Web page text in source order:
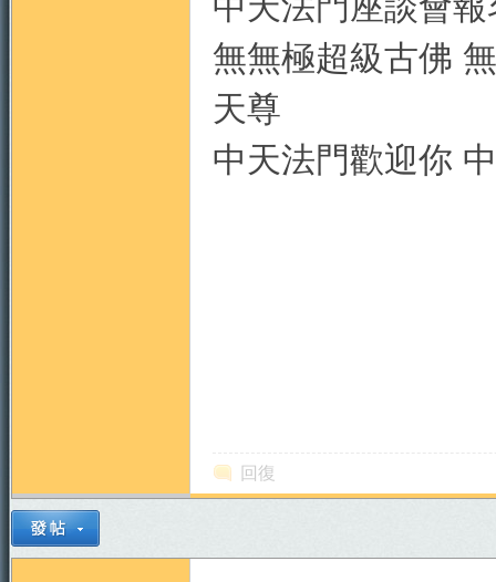
無無極超級古佛
天尊
中天法門歡迎你
回復